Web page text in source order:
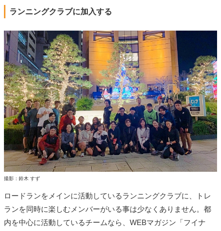
ランニングクラブに加入する
撮影：鈴木 すず
ロードランをメインに活動しているランニングクラブに、トレ
ランを同時に楽しむメンバーがいる事は少なくありません。都
内を中心に活動しているチームなら、WEBマガジン「フイナ